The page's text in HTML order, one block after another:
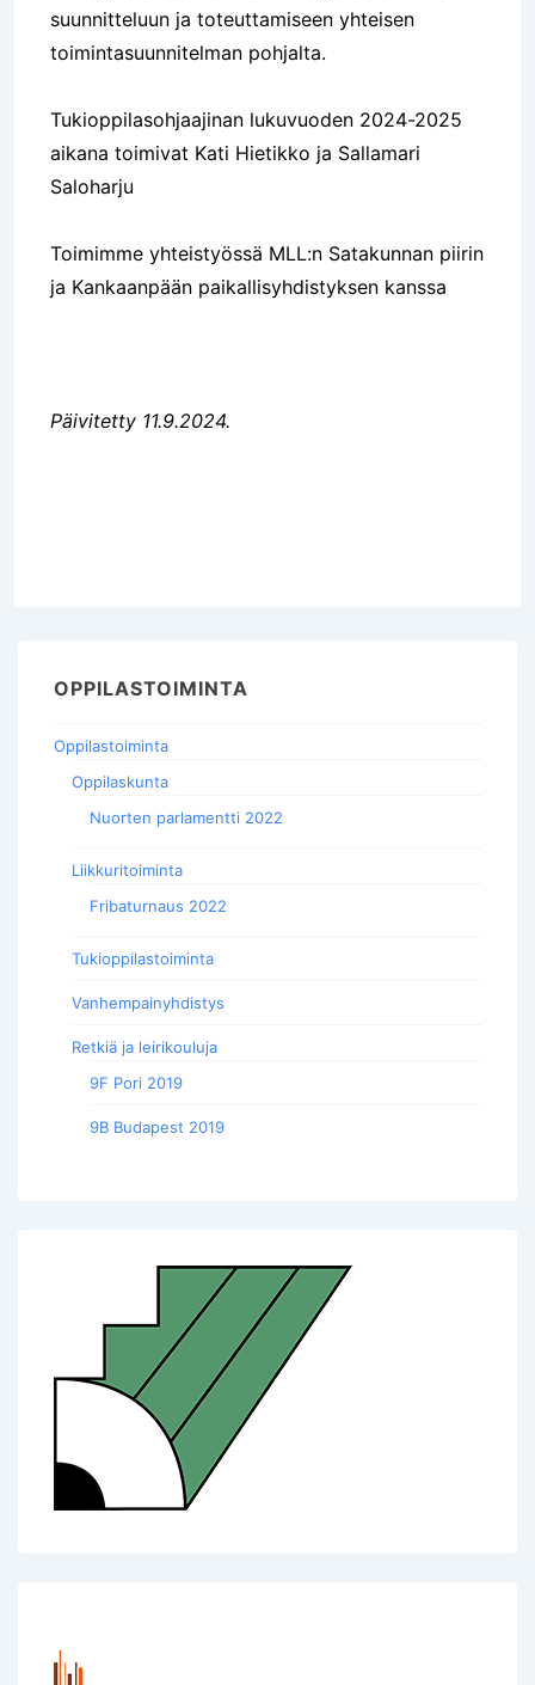
suunnitteluun ja toteuttamiseen yhteisen
toimintasuunnitelman pohjalta.
Tukioppilasohjaajinan lukuvuoden 2024-2025
aikana toimivat Kati Hietikko ja Sallamari
Saloharju
Toimimme yhteistyössä MLL:n Satakunnan piirin
ja Kankaanpään paikallisyhdistyksen kanssa
Päivitetty 11.9.2024.
OPPILASTOIMINTA
Oppilastoiminta
Oppilaskunta
Nuorten parlamentti 2022
Liikkuritoiminta
Fribaturnaus 2022
Tukioppilastoiminta
Vanhempainyhdistys
Retkiä ja leirikouluja
9F Pori 2019
9B Budapest 2019